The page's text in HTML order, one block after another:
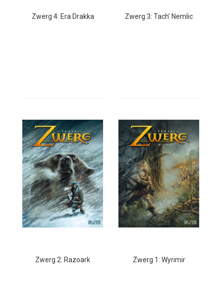
Zwerg 4: Era Drakka Zwerg 3: Tach’ Nemlic
Zwerg 2: Razoark Zwerg 1: Wyrimir